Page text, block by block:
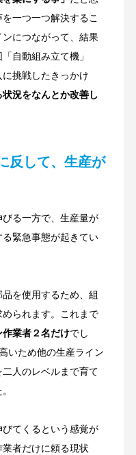
一つ一つ解決するこ
につながって、結果
自動組み立て機」
に挑戦したきっかけ
況をなんとか改善し
反して、生産が
びる一方で、生産量が
緊急事態が起きてい
を使用するため、組
られます。これまで
業者２名だけでし
いため他の生産ライン
人のレベルまで育て
てくるという感覚が
者だけに頼る現状